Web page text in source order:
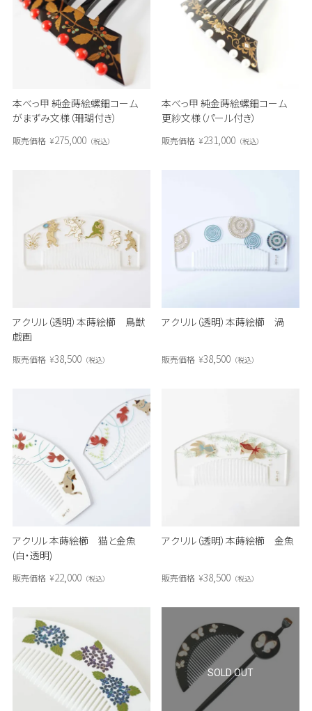
本べっ甲 純金蒔絵螺鈿コーム
がまずみ文様（珊瑚付き）
販売価格 ¥275,000 税込
本べっ甲 純金蒔絵螺鈿コーム
更紗文様（パール付き）
販売価格 ¥231,000 税込
アクリル（透明）本蒔絵櫛 鳥獣
戯画
販売価格 ¥38,500 税込
アクリル（透明）本蒔絵櫛 渦
販売価格 ¥38,500 税込
アクリル 本蒔絵櫛 猫と金魚
(白・透明)
販売価格 ¥22,000 税込
アクリル（透明）本蒔絵櫛 金魚
販売価格 ¥38,500 税込
SOLD OUT